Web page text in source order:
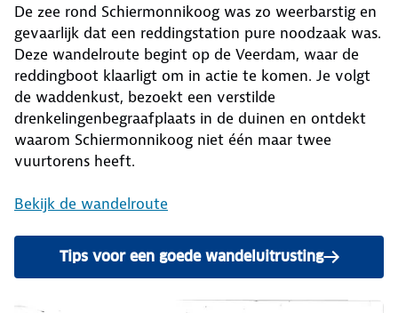
De zee rond Schiermonnikoog was zo weerbarstig en
gevaarlijk dat een reddingstation pure noodzaak was.
Deze wandelroute begint op de Veerdam, waar de
reddingboot klaarligt om in actie te komen. Je volgt
de waddenkust, bezoekt een verstilde
drenkelingenbegraafplaats in de duinen en ontdekt
waarom Schiermonnikoog niet één maar twee
vuurtorens heeft.
Bekijk de wandelroute
Tips voor een goede wandeluitrusting